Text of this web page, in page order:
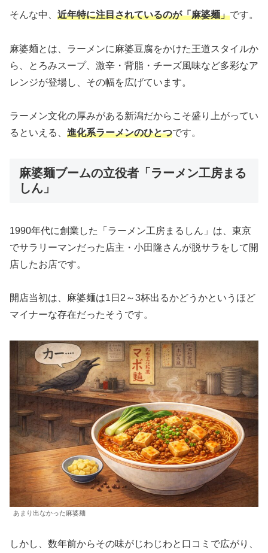
そんな中、 近年特に注目されているのが「麻婆麺」です。
麻婆麺とは、ラーメンに麻婆豆腐をかけた王道スタイルか
ら、とろみスープ、激辛・背脂・チーズ風味など多彩なア
レンジが登場し、その幅を広げています。
ラーメン文化の厚みがある新潟だからこそ盛り上がってい
るといえる、 進化系ラーメンのひとつです。
麻婆麺ブームの立役者「ラーメン工房まる
しん」
1990年代に創業した「ラーメン工房まるしん」は、東京
でサラリーマンだった店主・小田隆さんが脱サラをして開
店したお店です。
開店当初は、麻婆麺は1日2～3杯出るかどうかというほど
マイナーな存在だったそうです。
あまり出なかった麻婆麺
しかし、数年前からその味がじわじわと口コミで広がり、